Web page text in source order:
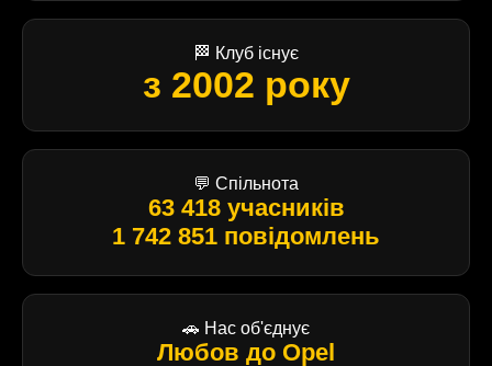
🏁 Клуб існує
з 2002 року
💬 Спільнота
63 418 учасників
1 742 851 повідомлень
🚗 Нас об'єднує
Любов до Opel